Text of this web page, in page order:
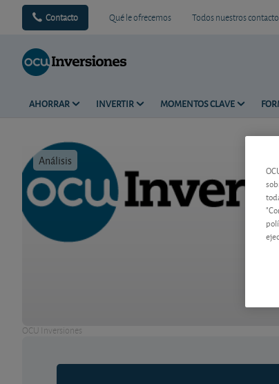
Contacto Qué le ofrecemos Todos nuestros
AHORRAR INVERTIR MOMENTOS CLAVE
Análisis
OCU Inversiones